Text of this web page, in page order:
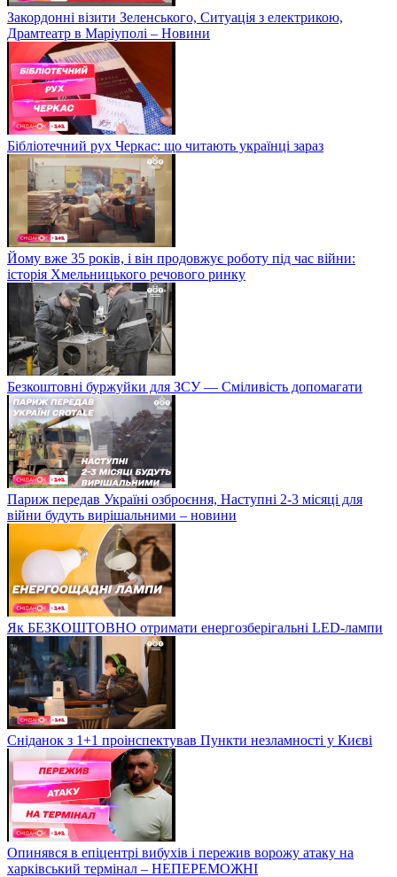
Закордонні візити Зеленського, Ситуація з електрикою,
Драмтеатр в Маріуполі – Новини
Бібліотечний рух Черкас: що читають українці зараз
Йому вже 35 років, і він продовжує роботу під час війни:
історія Хмельницького речового ринку
Безкоштовні буржуйки для ЗСУ — Сміливість допомагати
Париж передав Україні озброєння, Наступні 2-3 місяці для
війни будуть вирішальними – новини
Як БЕЗКОШТОВНО отримати енергозберігальні LED-лампи
Сніданок з 1+1 проінспектував Пункти незламності у Києві
Опинявся в епіцентрі вибухів і пережив ворожу атаку на
харківський термінал – НЕПЕРЕМОЖНІ